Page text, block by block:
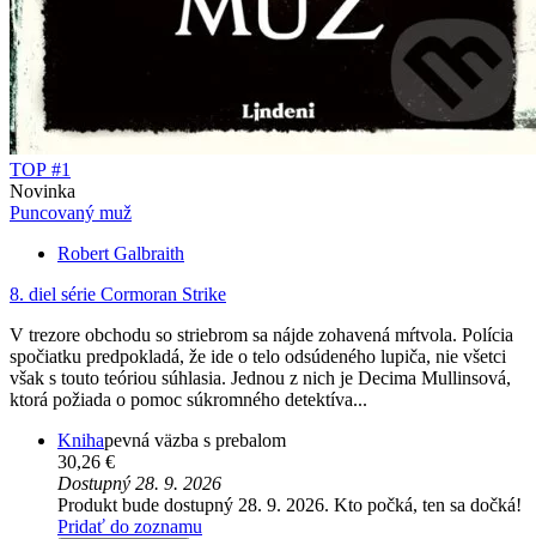
TOP #1
Novinka
Puncovaný muž
Robert Galbraith
8. diel série Cormoran Strike
V trezore obchodu so striebrom sa nájde zohavená mŕtvola. Polícia
spočiatku predpokladá, že ide o telo odsúdeného lupiča, nie všetci
však s touto teóriou súhlasia. Jednou z nich je Decima Mullinsová,
ktorá požiada o pomoc súkromného detektíva...
Knihapevná väzba s prebalom
30,26 €
Dostupný 28. 9. 2026
Produkt bude dostupný 28. 9. 2026. Kto počká, ten sa dočká!
Pridať do zoznamu